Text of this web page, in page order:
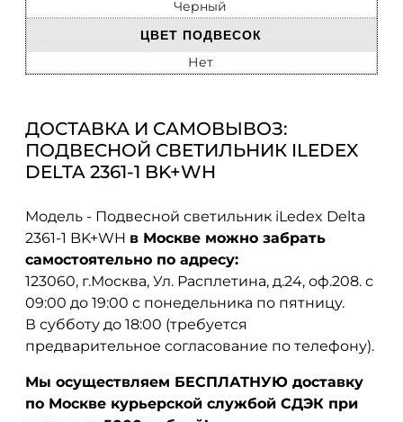
Черный
ЦВЕТ ПОДВЕСОК
Нет
ДОСТАВКА И САМОВЫВОЗ:
ПОДВЕСНОЙ СВЕТИЛЬНИК ILEDEX
DELTA 2361-1 BK+WH
Модель - Подвесной светильник iLedex Delta
2361-1 BK+WH в Москве можно забрать
самостоятельно по адресу:
123060, г.Москва, Ул. Расплетина, д.24, оф.208. с
09:00 до 19:00 с понедельника по пятницу.
В субботу до 18:00 (требуется
предварительное согласование по телефону).
Мы осуществляем БЕСПЛАТНУЮ доставку
по Москве курьерской службой СДЭК при